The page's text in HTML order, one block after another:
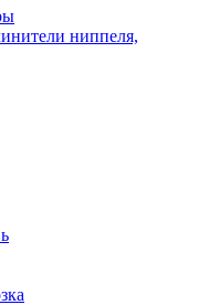
ниппеля,